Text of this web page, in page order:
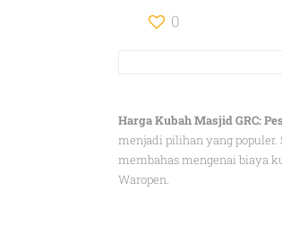
0
Harga Kubah Masjid GRC:
menjadi pilihan yang
membahas mengenai biaya
Waropen.